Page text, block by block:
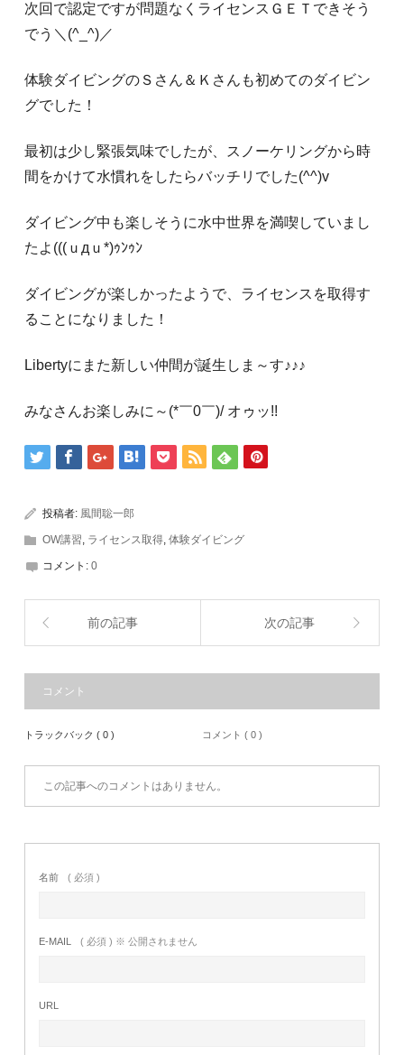
次回で認定ですが問題なくライセンスＧＥＴできそう
でう＼(^_^)／
体験ダイビングのＳさん＆Ｋさんも初めてのダイビン
グでした！
最初は少し緊張気味でしたが、スノーケリングから時
間をかけて水慣れをしたらバッチリでした(^^)v
ダイビング中も楽しそうに水中世界を満喫していまし
たよ(((ｕдｕ*)ｩﾝｩﾝ
ダイビングが楽しかったようで、ライセンスを取得す
ることになりました！
Libertyにまた新しい仲間が誕生しま～す♪♪♪
みなさんお楽しみに～(*￣0￣)/ オゥッ!!
投稿者: 風間聡一郎
OW講習, ライセンス取得,体験ダイビング
コメント:0
前の記事 次の記事
コメント
トラックバック ( 0 ) コメント ( 0 )
この記事へのコメントはありません。
名前 ( 必須 )
E-MAIL ( 必須 ) ※ 公開されません
URL